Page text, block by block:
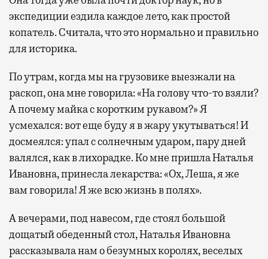
экспедиции ездила каждое лето, как простой
копатель. Считала, что это нормально и правильно
для историка.
По утрам, когда мы на грузовике выезжали на
раскоп, она мне говорила: «На голову что-то взяли?
А почему майка с коротким рукавом?» Я
усмехался: вот еще буду я в жару укутываться! И
досмеялся: упал с солнечным ударом, пару дней
валялся, как в лихорадке. Ко мне пришла Наталья
Ивановна, принесла лекарства: «Ох, Леша, я же
вам говорила! Я же всю жизнь в полях».
А вечерами, под навесом, где стоял большой
дощатый обеденный стол, Наталья Ивановна
рассказывала нам о безумных королях, веселых